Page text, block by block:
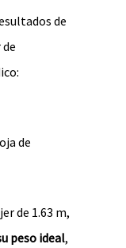
de
de
de 1.63 m,
peso ideal,